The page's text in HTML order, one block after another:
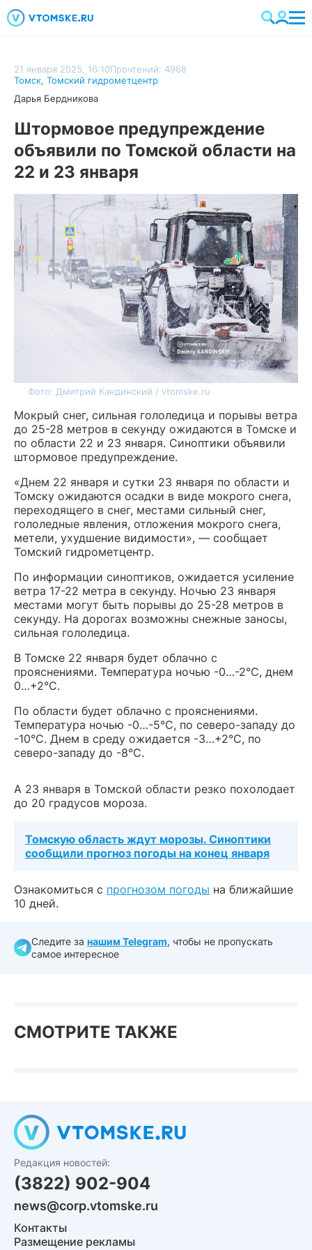
21 января 2025, 16:10Прочтений: 4968
Томск, Томский гидрометцентр
Дарья Бердникова
Штормовое предупреждение
объявили по Томской области на
22 и 23 января
Фото: Дмитрий Кандинский / vtomske.ru
Мокрый снег, сильная гололедица и порывы ветра
до 25-28 метров в секунду ожидаются в Томске и
по области 22 и 23 января. Синоптики объявили
штормовое предупреждение.
«Днем 22 января и сутки 23 января по области и
Томску ожидаются осадки в виде мокрого снега,
переходящего в снег, местами сильный снег,
гололедные явления, отложения мокрого снега,
метели, ухудшение видимости», — сообщает
Томский гидрометцентр.
По информации синоптиков, ожидается усиление
ветра 17-22 метра в секунду. Ночью 23 января
местами могут быть порывы до 25-28 метров в
секунду. На дорогах возможны снежные заносы,
сильная гололедица.
В Томске 22 января будет облачно с
прояснениями. Температура ночью -0…-2°С, днем
0…+2°С.
По области будет облачно с прояснениями.
Температура ночью -0…-5°С, по северо-западу до
-10°С. Днем в среду ожидается -3…+2°С, по
северо-западу до -8°С.
А 23 января в Томской области резко похолодает
до 20 градусов мороза.
Томскую область ждут морозы. Синоптики
сообщили прогноз погоды на конец января
Ознакомиться с прогнозом погоды на ближайшие
10 дней.
Следите за нашим Telegram, чтобы не пропускать
самое интересное
СМОТРИТЕ ТАКЖЕ
Редакция новостей:
(3822) 902-904
news@corp.vtomske.ru
Контакты
Размещение рекламы